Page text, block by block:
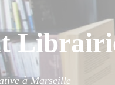
à Marseille